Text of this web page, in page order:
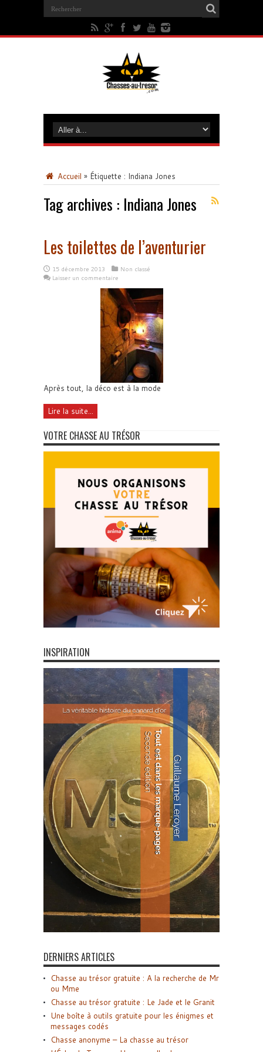
Accueil » Étiquette : Indiana Jones
Tag archives : Indiana Jones
Les toilettes de l’aventurier
15 décembre 2013
Non classé
Laisser un commentaire
Après tout, la déco est à la mode
Lire la suite...
VOTRE CHASSE AU TRÉSOR
INSPIRATION
DERNIERS ARTICLES
Chasse au trésor gratuite : A la recherche de Mr
ou Mme
Chasse au trésor gratuite : Le Jade et le Granit
Une boîte à outils gratuite pour les énigmes et
messages codés
Chasse anonyme – La chasse au trésor